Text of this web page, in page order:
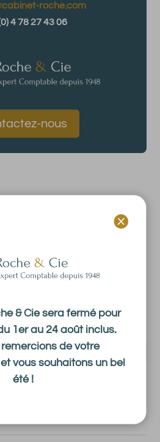

& Cie sera fermé pour
1er au 24 août inclus.
remercions de votre
vous souhaitons un bel
été !
roche.com
4 78 27 43 06
nous
déclaration d'occupation des biens
française : la règle des 183 jours